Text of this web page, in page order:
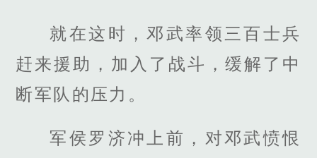
就在这时，邓武率领三百士兵
赶来援助，加入了战斗，缓解了中
断军队的压力。
军侯罗济冲上前，对邓武愤恨